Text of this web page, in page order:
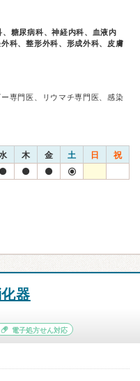
糖尿病科、神経内科、血液内
科、整形外科、形成外科、皮膚
専門医、リウマチ専門医、感染
木 金 土 日 祝
器
電子処方せん対応